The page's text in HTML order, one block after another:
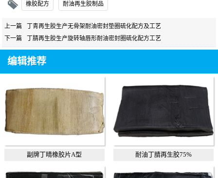
橡胶配方 耐油再生胶制品
上一篇
丁青再生胶生产无骨架耐油密封垫圈硫化配方及工艺
下一篇
丁腈再生胶生产旋转轴唇形耐油密封圈硫化配方工艺
编辑推荐
副牌丁晴橡胶片A型 耐油丁腈再生胶75%